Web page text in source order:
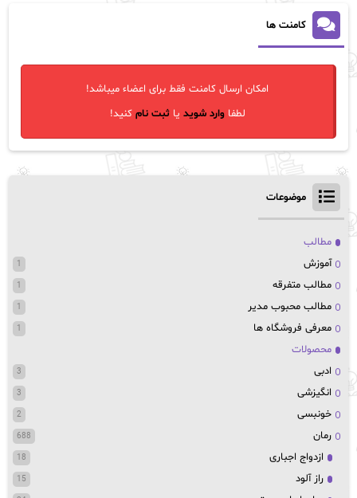
کامنت ها
امکان ارسال کامنت فقط برای اعضاء میباشد!
لطفاوارد شوید یاثبت نام کنید!
موضوعات
مطالب
آموزش
1
مطالب متفرقه 1
مطالب محبوب مدیر 1
معرفی فروشگاه ها 1
محصولات
ادبی
3
انگیزشی 3
خونبسی 2
رمان 688
ازدواج اجباری 18
راز آلود 15